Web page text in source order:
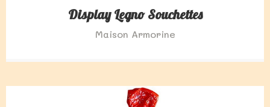
Display Legno Souchettes
Maison Armorine